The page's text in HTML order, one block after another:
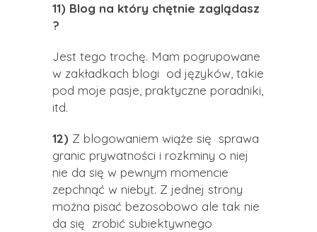
11) Blog na który chętnie zaglądasz
?
Jest tego trochę. Mam pogrupowane
w zakładkach blogi od języków, takie
pod moje pasje, praktyczne poradniki,
itd.
12) Z blogowaniem wiąże się sprawa
granic prywatności i rozkminy o niej
nie da się w pewnym momencie
zepchnąć w niebyt. Z jednej strony
można pisać bezosobowo ale tak nie
da się zrobić subiektywnego